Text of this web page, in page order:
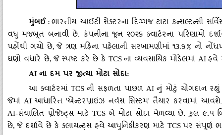
મુંબઈ :ભારતીય આઈટી સેક્ટરના દિગ્ગજ ટાટા કન્સલ્ટન્સી
વધુ મજબૂત બનાવી છે. કંપનીના જૂન ૨૦૨૬ ક્વાર્ટરના પરિણામો
પહોંચી ગયો છે,જે ત્રણ મહિના પહેલાની સરખામણીમાં ૧૩.૬% નો
ઘણો વધારે છે, જે સ્પષ્ટ કરે છે કે TCS ના વ્યવસાયિક મોડેલમાં AI હવે
AI ના દમ પર જીત્યા મોટા સોદા:
આ ક્વાર્ટરમાંTCSની સફળતા પાછળAIનું મોટું યોગદાન
જેમાંAI આધારિત'એન્ટરપ્રાઇઝ નર્વસ સિસ્ટમ' તૈયાર કરવામાં
AI-સંચાલિત પ્રોજેક્ટ્સ માટે TCS એ મોટા સોદા મેળવ્યા છે. કુલ ૯.૫
છે, જે દર્શાવે છે કે ક્લાયન્ટ્સ હવે આધુનિકીકરણ માટે TCS પર સંપૂર્ણ